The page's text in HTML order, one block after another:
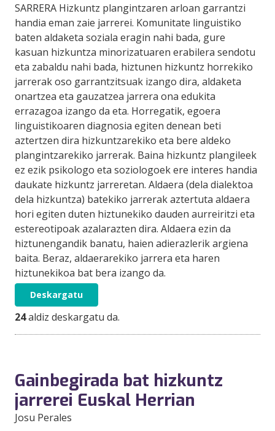
SARRERA Hizkuntz plangintzaren arloan garrantzi
handia eman zaie jarrerei. Komunitate linguistiko
baten aldaketa soziala eragin nahi bada, gure
kasuan hizkuntza minorizatuaren erabilera sendotu
eta zabaldu nahi bada, hiztunen hizkuntz horrekiko
jarrerak oso garrantzitsuak izango dira, aldaketa
onartzea eta gauzatzea jarrera ona edukita
errazagoa izango da eta. Horregatik, egoera
linguistikoaren diagnosia egiten denean beti
aztertzen dira hizkuntzarekiko eta bere aldeko
plangintzarekiko jarrerak. Baina hizkuntz plangileek
ez ezik psikologo eta soziologoek ere interes handia
daukate hizkuntz jarreretan. Aldaera (dela dialektoa
dela hizkuntza) batekiko jarrerak aztertuta aldaera
hori egiten duten hiztunekiko dauden aurreiritzi eta
estereotipoak azalarazten dira. Aldaera ezin da
hiztunengandik banatu, haien adierazlerik argiena
baita. Beraz, aldaerarekiko jarrera eta haren
hiztunekikoa bat bera izango da.
Deskargatu
24aldiz deskargatu da.
Gainbegirada bat hizkuntz
jarrerei Euskal Herrian
Josu Perales